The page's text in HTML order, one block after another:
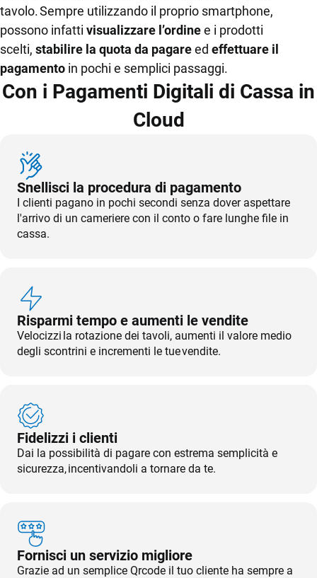
TeamSystem Corporate
TeamSystem Store
Magazzino
Integrazioni e
API
Developer Portal
Registratori
di cassa,
Stampanti,
tavolo. Sempre utilizzando il proprio smartphone,
possono infatti visualizzare l’ordinee i prodotti
scelti, stabilire la quota da pagareed effettuare il
pagamento in pochi e semplici passaggi.
Con i Pagamenti Digitali di Cassa in
Cloud
Snellisci la procedura di pagamento
I clienti pagano in pochi secondi senza dover aspettare
l'arrivo di un cameriere con il conto o fare lunghe file in
cassa.
Risparmi tempo e aumenti le vendite
Velocizzi la rotazione dei tavoli, aumenti il valore medio
degli scontrini e incrementi le tue vendite.
Fidelizzi i clienti
Dai la possibilità di pagare con estrema semplicità e
sicurezza, incentivandoli a tornare da te.
Fornisci un servizio migliore
Grazie ad un semplice Qrcode il tuo cliente ha sempre a